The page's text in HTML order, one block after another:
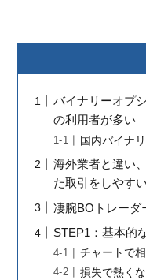
バイナリーオプ
の利用者が多い
国内バイナ
海外業者と違い
た取引をしやすい
凄腕BOトレーダ
STEP1：基本的
チャートで
損失で熱く